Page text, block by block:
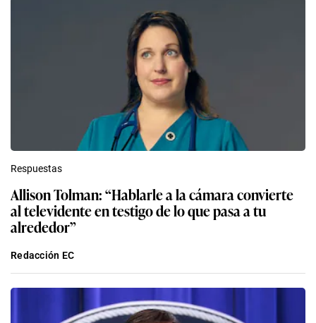
Respuestas
Allison Tolman: “Hablarle a la cámara convierte
al televidente en testigo de lo que pasa a tu
alrededor”
Redacción EC